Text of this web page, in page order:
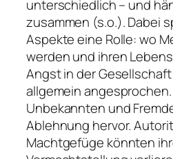
unterschiedlich – und
zusammen (s.o.). Dabei
Aspekte eine Rolle: wo
werden und ihren
Angst in der
allgemein
Unbekannten und
Ablehnung hervor.
Machtgefüge könnten